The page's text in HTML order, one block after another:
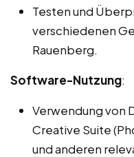
Testen und
verschiedenen
Rauenberg.
Software-Nutzung:
Verwendung von
Creative Suite
und anderen